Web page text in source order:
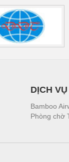
DỊCH VỤ
Bamboo
Phòng chờ